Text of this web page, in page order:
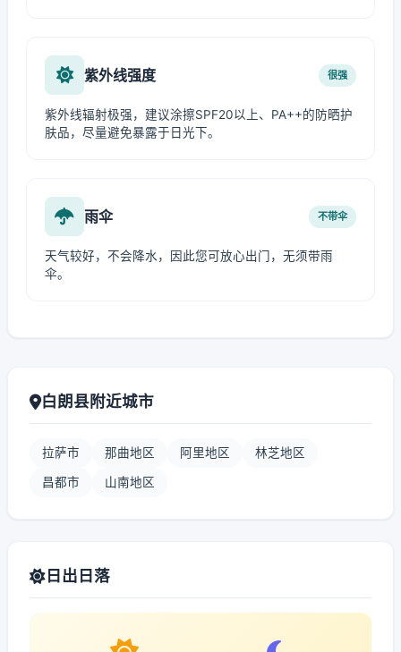
紫外线强度 很强
紫外线辐射极强，建议涂擦SPF20以上、PA++的防晒护
肤品，尽量避免暴露于日光下。
雨伞 不带伞
天气较好，不会降水，因此您可放心出门，无须带雨
伞。
白朗县附近城市
拉萨市 那曲地区 阿里地区 林芝地区
昌都市 山南地区
日出日落